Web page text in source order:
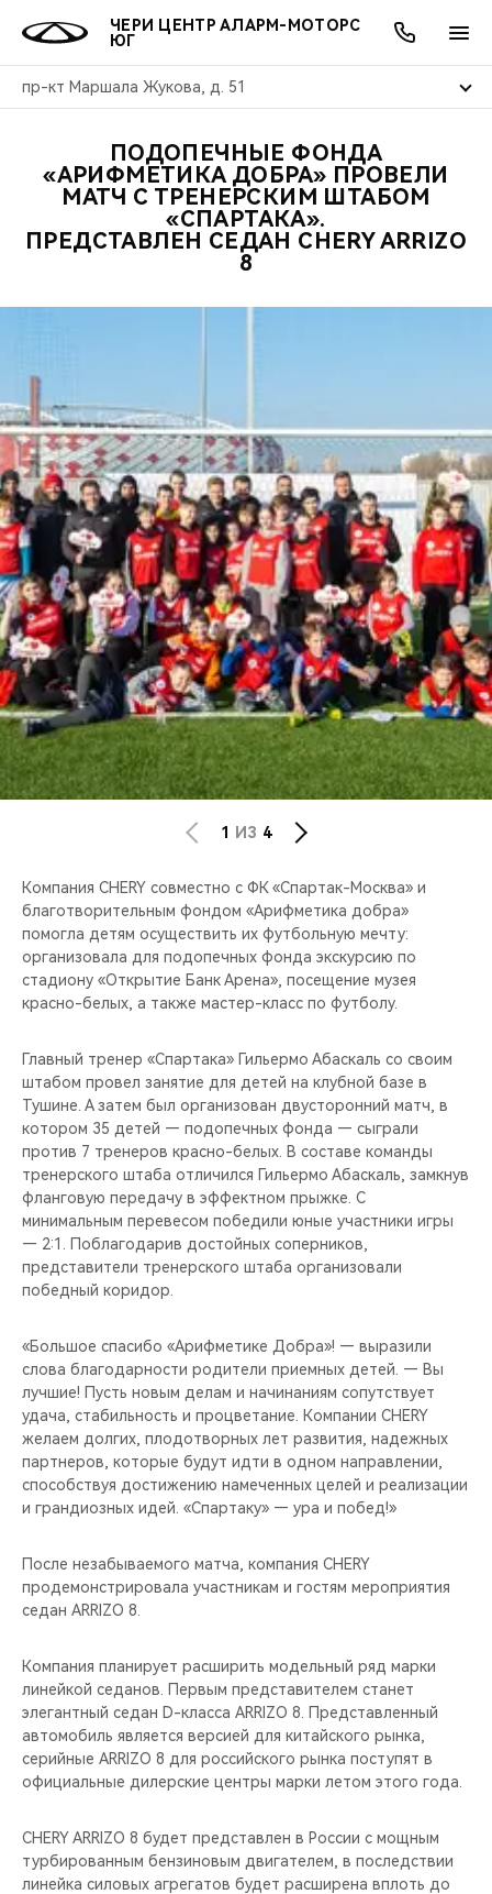
ЧЕРИ ЦЕНТР АЛАРМ-МОТОРС
ЮГ
пр-кт Маршала Жукова, д. 51
МОДЕЛИ
НОВИНКИ
ПОКУПАТЕЛЯМ
ВЛАДЕЛЬЦАМ
CHERY CONNECT
МИР CHERY
ЛЮДИ CHERY
БЛАГОТВОРИТЕЛЬНОСТЬ
CHERY REMOTE
CHERY И СПОРТ
НАШИ МЕРОПРИЯТИЯ
ВИДЕООБЗОРЫ
CHERY ДЛЯ ДЕТЕЙ
АКЦИИ
ОНЛАЙН СЕРВИСЫ
О КОМПАНИИ
ПОДОПЕЧНЫЕ ФОНДА
«АРИФМЕТИКА ДОБРА» ПРОВЕЛИ
МАТЧ С ТРЕНЕРСКИМ ШТАБОМ
«СПАРТАКА».
ПРЕДСТАВЛЕН СЕДАН CHERY ARRIZO
8
1 ИЗ 4
Компания CHERY совместно с ФК «Спартак-Москва» и
благотворительным фондом «Арифметика добра»
помогла детям осуществить их футбольную мечту:
организовала для подопечных фонда экскурсию по
стадиону «Открытие Банк Арена», посещение музея
красно-белых, а также мастер-класс по футболу.
Главный тренер «Спартака» Гильермо Абаскаль со своим
штабом провел занятие для детей на клубной базе в
Тушине. А затем был организован двусторонний матч, в
котором 35 детей — подопечных фонда — сыграли
против 7 тренеров красно-белых. В составе команды
тренерского штаба отличился Гильермо Абаскаль, замкнув
фланговую передачу в эффектном прыжке. С
минимальным перевесом победили юные участники игры
— 2:1. Поблагодарив достойных соперников,
представители тренерского штаба организовали
победный коридор.
«Большое спасибо «Арифметике Добра»! — выразили
слова благодарности родители приемных детей. — Вы
лучшие! Пусть новым делам и начинаниям сопутствует
удача, стабильность и процветание. Компании CHERY
желаем долгих, плодотворных лет развития, надежных
партнеров, которые будут идти в одном направлении,
способствуя достижению намеченных целей и реализации
и грандиозных идей. «Спартаку» — ура и побед!»
После незабываемого матча, компания CHERY
продемонстрировала участникам и гостям мероприятия
седан ARRIZO 8.
Компания планирует расширить модельный ряд марки
линейкой седанов. Первым представителем станет
элегантный седан D-класса ARRIZO 8. Представленный
автомобиль является версией для китайского рынка,
серийные ARRIZO 8 для российского рынка поступят в
официальные дилерские центры марки летом этого года.
CHERY ARRIZO 8 будет представлен в России с мощным
турбированным бензиновым двигателем, в последствии
линейка силовых агрегатов будет расширена вплоть до